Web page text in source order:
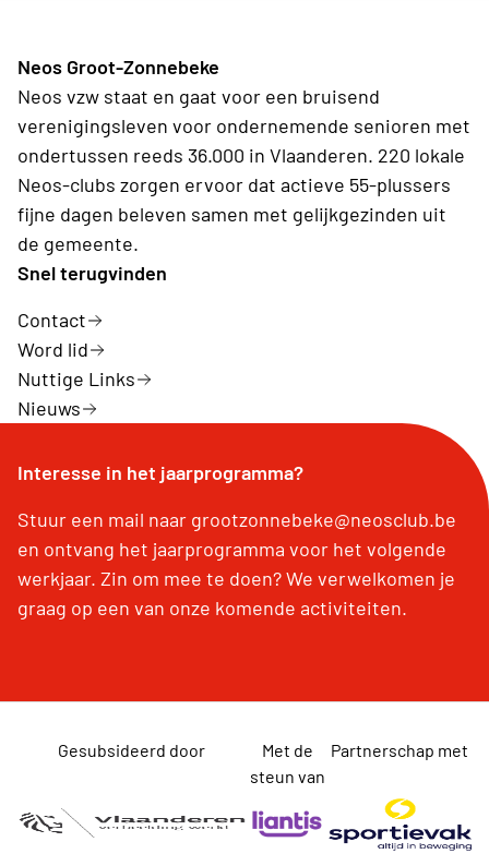
Neos Groot-Zonnebeke
Neos vzw staat en gaat voor een bruisend
verenigingsleven voor ondernemende senioren met
ondertussen reeds 36.000 in Vlaanderen. 220 lokale
Neos-clubs zorgen ervoor dat actieve 55-plussers
fijne dagen beleven samen met gelijkgezinden uit
de gemeente.
Snel terugvinden
Contact
Word lid
Nuttige Links
Nieuws
Interesse in het jaarprogramma?
Stuur een mail naar grootzonnebeke@neosclub.be
en ontvang het jaarprogramma voor het volgende
werkjaar. Zin om mee te doen? We verwelkomen je
graag op een van onze komende activiteiten.
Gesubsideerd door
Met de
steun van
Partnerschap met